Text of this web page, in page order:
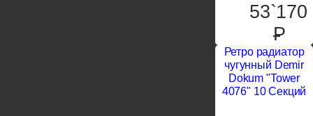
53`170
P
Ретро радиатор
чугунный Demir
Dokum "Tower
4076" 10 Секций